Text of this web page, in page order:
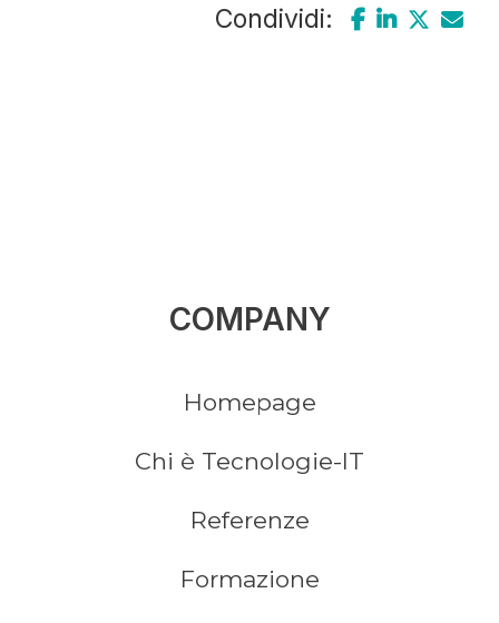
Condividi:
COMPANY
Homepage
Chi è Tecnologie-IT
Referenze
Formazione